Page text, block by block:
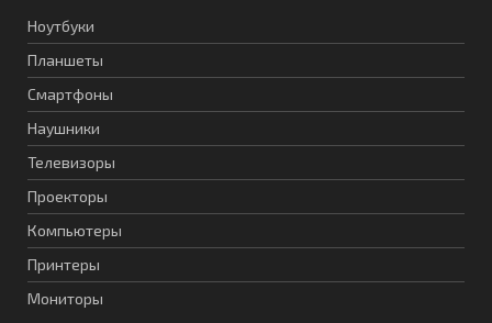
Ноутбуки
Планшеты
Смартфоны
Наушники
Телевизоры
Проекторы
Компьютеры
Принтеры
Мониторы